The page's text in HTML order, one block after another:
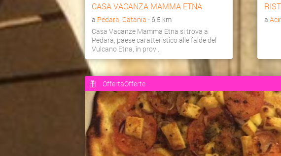
CASA VACANZA MAMMA ETNA
a Pedara, Catania - 6,5 km
Casa Vacanze Mamma Etna si trova a
Pedara, paese caratteristico alle falde del
Vulcano Etna, in prov...
a
OffertaOfferte